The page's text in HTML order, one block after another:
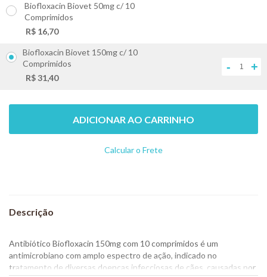
Biofloxacin Biovet 50mg c/ 10
Comprimidos
R$ 16,70
Biofloxacin Biovet 150mg c/ 10
Comprimidos
R$ 31,40
- +
ADICIONAR AO CARRINHO
Calcular o Frete
Não sei meu CEP
Antibiótico Biofloxacin 150mg com 10 comprimidos é um
antimicrobiano com amplo espectro de ação, indicado no
tratamento de diversas doenças infecciosas de cães, causadas por